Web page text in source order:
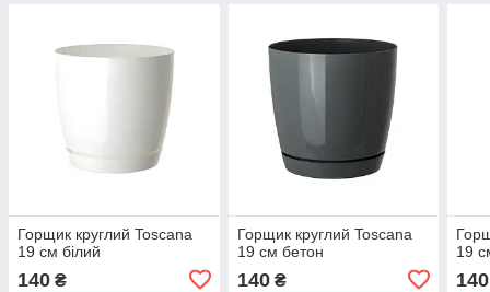
Горщик круглий Toscana
19 см білий
140 ₴
Горщик круглий Toscana
19 см бетон
140₴
19
140